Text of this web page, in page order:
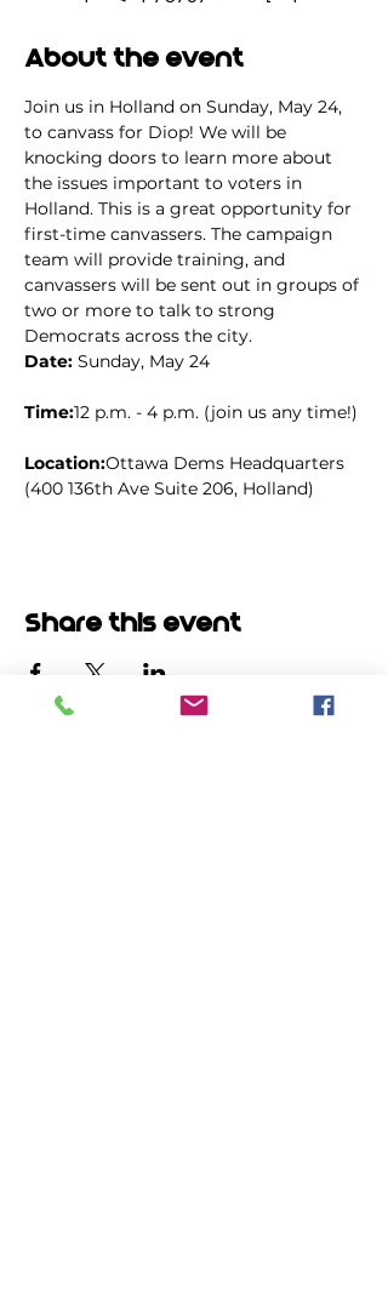
About the event
Join us in Holland on Sunday, May 24,
to canvass for Diop! We will be
knocking doors to learn more about
the issues important to voters in
Holland. This is a great opportunity for
first-time canvassers. The campaign
team will provide training, and
canvassers will be sent out in groups of
two or more to talk to strong
Democrats across the city.
Date: Sunday, May 24
Time:12 p.m. - 4 p.m. (join us any time!)
Location:Ottawa Dems Headquarters
(400 136th Ave Suite 206, Holland)
Share this event